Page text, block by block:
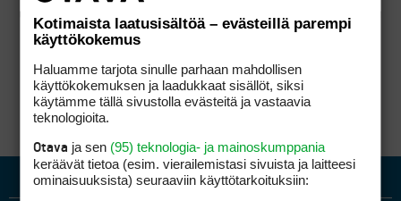
Kotimaista laatusisältöä – evästeillä parempi
käyttökokemus
Haluamme tarjota sinulle parhaan mahdollisen
käyttökokemuksen ja laadukkaat sisällöt, siksi
käytämme tällä sivustolla evästeitä ja vastaavia
teknologioita.
Otava ja sen (95) teknologia- ja mainoskumppania
keräävät tietoa (esim. vierailemis­tasi sivuista ja laitteesi
ominaisuuk­sista) seuraaviin käyttötarkoituksiin: